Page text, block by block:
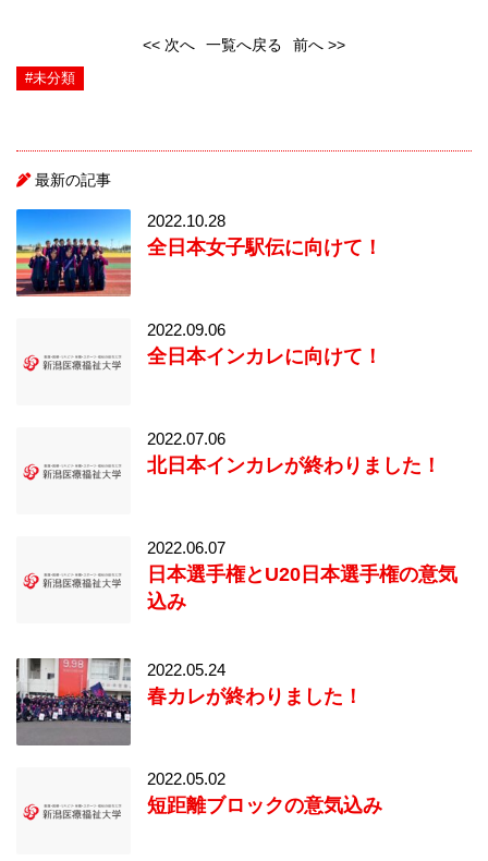
<< 次へ 一覧へ戻る 前へ >>
#未分類
最新の記事
2022.10.28
全日本女子駅伝に向けて！
2022.09.06
全日本インカレに向けて！
2022.07.06
北日本インカレが終わりました！
2022.06.07
日本選手権とU20日本選手権の意気
込み
2022.05.24
春カレが終わりました！
2022.05.02
短距離ブロックの意気込み